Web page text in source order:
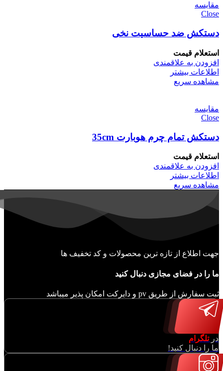
مقایسه
Close
دستکش ضد حساسیت نخی
استعلام قیمت
افزودن به علاقمندی
اطلاعات بیشتر
مشاهده سریع
مقایسه
Close
دستکش تمام چرم هوبارت 35cm
استعلام قیمت
افزودن به علاقمندی
اطلاعات بیشتر
مشاهده سریع
جهت اطلاع از تازه ترین محصولات و کد تخفیف ها
ما را در فضای مجازی دنبال کنید
ثبت سفارش از طریق pv و دایرکت امکان پذیر میباشد
درتلگرام
ما را دنبال کنید!